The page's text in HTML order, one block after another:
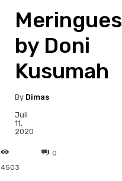
Meringues
by Doni
Kusumah
By Dimas
Juli
11,
2020
0
4503